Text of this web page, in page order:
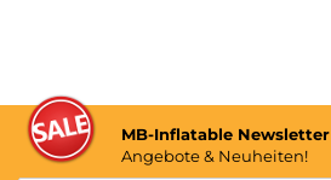
MB-Inflatable Newsletter
Angebote & Neuheiten!